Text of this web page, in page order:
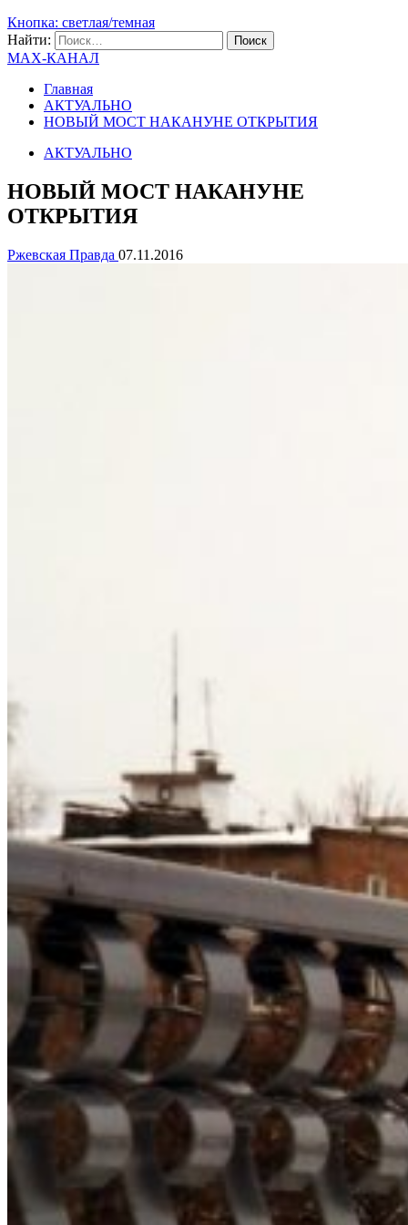
Кнопка: светлая/темная
Найти:
MAX-КАНАЛ
Главная
АКТУАЛЬНО
НОВЫЙ МОСТ НАКАНУНЕ ОТКРЫТИЯ
АКТУАЛЬНО
НОВЫЙ МОСТ НАКАНУНЕ
ОТКРЫТИЯ
Ржевская Правда 07.11.2016